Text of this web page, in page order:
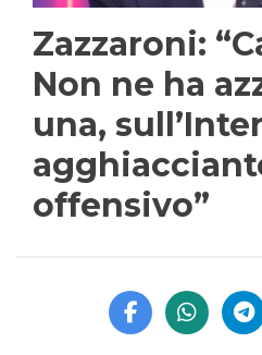
Zazzaroni:
Non ne ha
una, sull’Inter
offensivo”